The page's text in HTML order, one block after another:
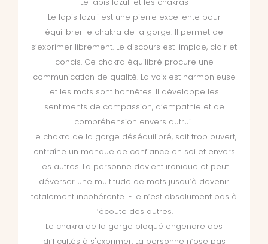
Le lapis lazuli est une pierre excellente pour
équilibrer le chakra de la gorge. Il permet de
s’exprimer librement. Le discours est limpide, clair et
concis. Ce chakra équilibré procure une
communication de qualité. La voix est harmonieuse
et les mots sont honnêtes. Il développe les
sentiments de compassion, d’empathie et de
compréhension envers autrui.
Le chakra de la gorge déséquilibré, soit trop ouvert,
entraîne un manque de confiance en soi et envers
les autres. La personne devient ironique et peut
déverser une multitude de mots jusqu’à devenir
totalement incohérente. Elle n’est absolument pas à
l’écoute des autres.
Le chakra de la gorge bloqué engendre des
difficultés à s'exprimer. La personne n’ose pas